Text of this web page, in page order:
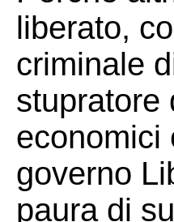
liberato,
criminale
stupratore
economici
governo
paura di